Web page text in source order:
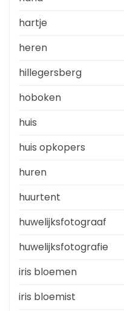
hartje
heren
hillegersberg
hoboken
huis
huis opkopers
huren
huurtent
huwelijksfotograaf
huwelijksfotografie
iris bloemen
iris bloemist